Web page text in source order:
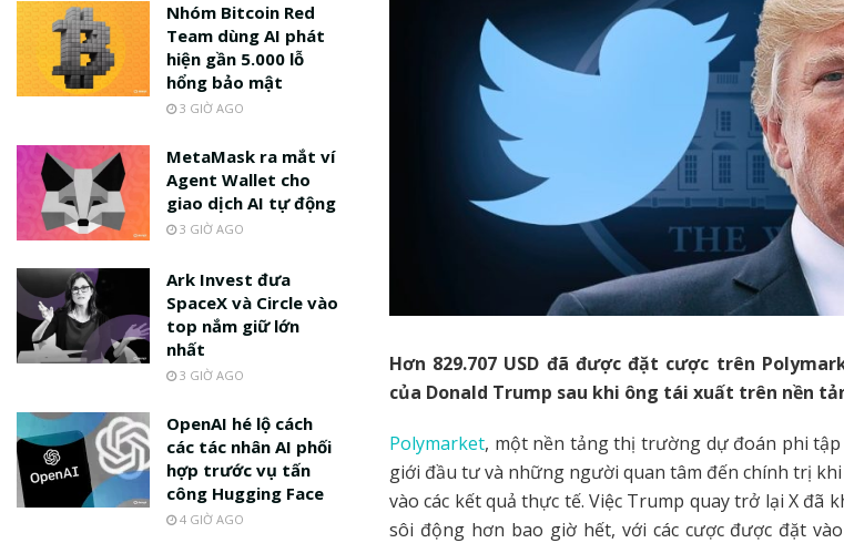
Hơn 829.707 USD đã được đặt cược trên
của Donald Trump sau khi ông tái xuất trên nền
Polymarket, một nền tảng thị trường dự đoán phi
giới đầu tư và những người quan tâm đến chính trị
vào các kết quả thực tế. Việc Trump quay trở lại X đã
sôi động hơn bao giờ hết, với các cược được đặt
Nhóm Bitcoin Red
Team dùng AI phát
hiện gần 5.000 lỗ
hổng bảo mật
3 GIỜ AGO
MetaMask ra mắt ví
Agent Wallet cho
giao dịch AI tự động
3 GIỜ AGO
Ark Invest đưa
SpaceX và Circle vào
top nắm giữ lớn
nhất
3 GIỜ AGO
OpenAI hé lộ cách
các tác nhân AI phối
hợp trước vụ tấn
công Hugging Face
4 GIỜ AGO